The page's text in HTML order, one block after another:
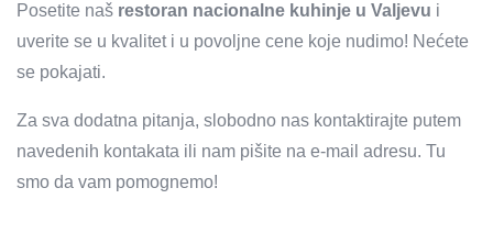
Posetite naš restoran nacionalne kuhinje u Valjevu i
uverite se u kvalitet i u povoljne cene koje nudimo! Nećete
se pokajati.
Za sva dodatna pitanja, slobodno nas kontaktirajte putem
navedenih kontakata ili nam pišite na e-mail adresu. Tu
smo da vam pomognemo!